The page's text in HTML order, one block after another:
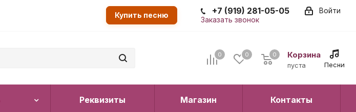
Войти
+7 (919) 281-05-05
Заказать звонок
Купить песню
0 0 Корзина
0
пуста
0
Песни
Реквизиты Магазин Контакты